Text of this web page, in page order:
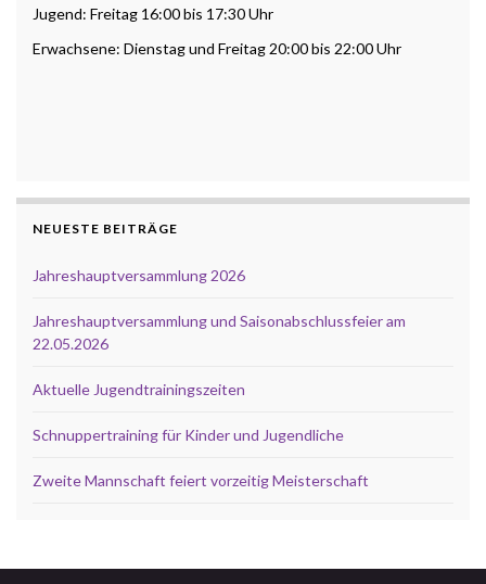
Jugend: Freitag 16:00 bis 17:30 Uhr
Erwachsene: Dienstag und Freitag 20:00 bis 22:00 Uhr
NEUESTE BEITRÄGE
Jahreshauptversammlung 2026
Jahreshauptversammlung und Saisonabschlussfeier am
22.05.2026
Aktuelle Jugendtrainingszeiten
Schnuppertraining für Kinder und Jugendliche
Zweite Mannschaft feiert vorzeitig Meisterschaft